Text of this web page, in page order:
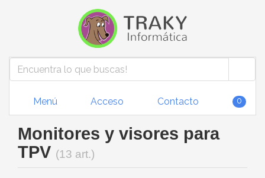
Menú Acceso Contacto 0
Monitores y visores para
TPV (13 art.)